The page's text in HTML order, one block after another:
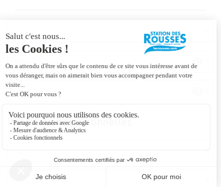
E-mail
Mot de passe
Confirmation
Informations personnelles
Prénom